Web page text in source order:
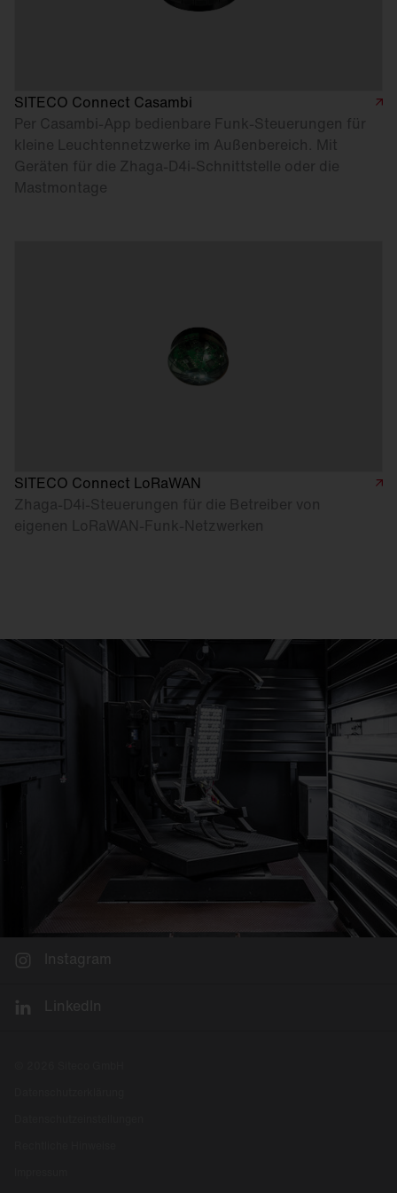
SITECO Connect Casambi
Per Casambi-App bedienbare Funk-Steuerungen für
kleine Leuchtennetzwerke im Außenbereich. Mit
Geräten für die Zhaga-D4i-Schnittstelle oder die
Mastmontage
SITECO Connect LoRaWAN
Zhaga-D4i-Steuerungen für die Betreiber von
eigenen LoRaWAN-Funk-Netzwerken
Instagram
LinkedIn